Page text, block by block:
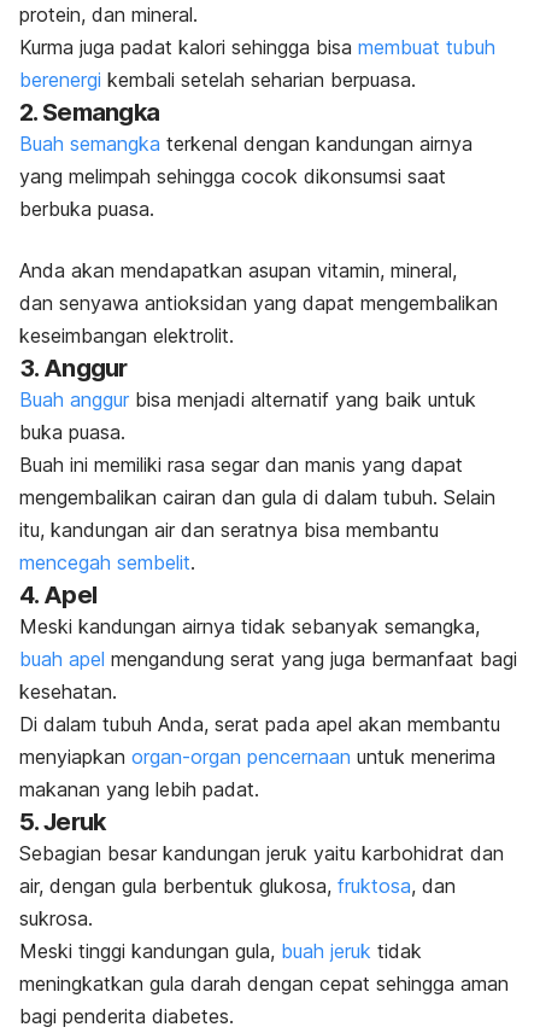
protein, dan mineral.
Kurma juga padat kalori sehingga bisa membuat tubuh
berenergi kembali setelah seharian berpuasa.
2. Semangka
Buah semangka terkenal dengan kandungan airnya
yang melimpah sehingga cocok dikonsumsi saat
berbuka puasa.
Anda akan mendapatkan asupan vitamin, mineral,
dan senyawa antioksidan yang dapat mengembalikan
keseimbangan elektrolit.
3. Anggur
Buah anggur bisa menjadi alternatif yang baik untuk
buka puasa.
Buah ini memiliki rasa segar dan manis yang dapat
mengembalikan cairan dan gula di dalam tubuh. Selain
itu, kandungan air dan seratnya bisa membantu
mencegah sembelit.
4. Apel
Meski kandungan airnya tidak sebanyak semangka,
buah apel mengandung serat yang juga bermanfaat bagi
kesehatan.
Di dalam tubuh Anda, serat pada apel akan membantu
menyiapkan organ-organ pencernaan untuk menerima
makanan yang lebih padat.
5. Jeruk
Sebagian besar kandungan jeruk yaitu karbohidrat dan
air, dengan gula berbentuk glukosa, fruktosa, dan
sukrosa.
Meski tinggi kandungan gula, buah jeruk tidak
meningkatkan gula darah dengan cepat sehingga aman
bagi penderita diabetes.